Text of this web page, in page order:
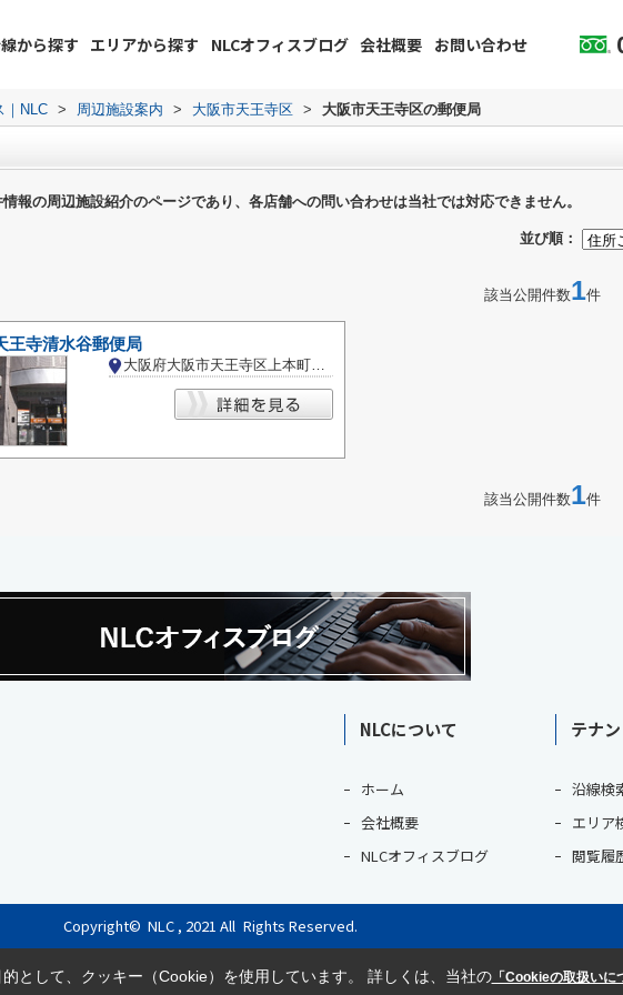
から探す エリアから探す NLCオフィスブログ 会社概要 お問い合わせ
｜NLC > 周辺施設案内 > 大阪市天王寺区 > 大阪市天王寺区の郵便局
報の周辺施設紹介のページであり、各店舗への問い合わせは当社では対応できません。
並び順：
該当公開件数1件
王寺清水谷郵便局
大阪府大阪市天王寺区上本町３丁目
該当公開件数1件
NLCについて
ホーム
会社概要
NLCオフィスブログ
テナ
沿線検
エリア
閲覧履
Copyright© NLC , 2021 All Rights Reserved.
として、クッキー（Cookie）を使用しています。 詳しくは、当社の「Cookieの取扱いに